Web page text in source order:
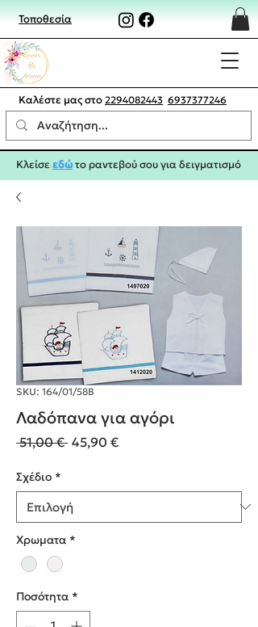
Τοποθεσία
Καλέστε μας στο 2294082443 6937377246
Κλείσεεδώτο ραντεβού σου για δειγματισμό
SKU: 164/01/58Β
Λαδόπανα για αγόρι
51,00 € Κανονική
45,90 €Τιμή
Σχέδιο *
Χρωματα *
Ποσότητα *